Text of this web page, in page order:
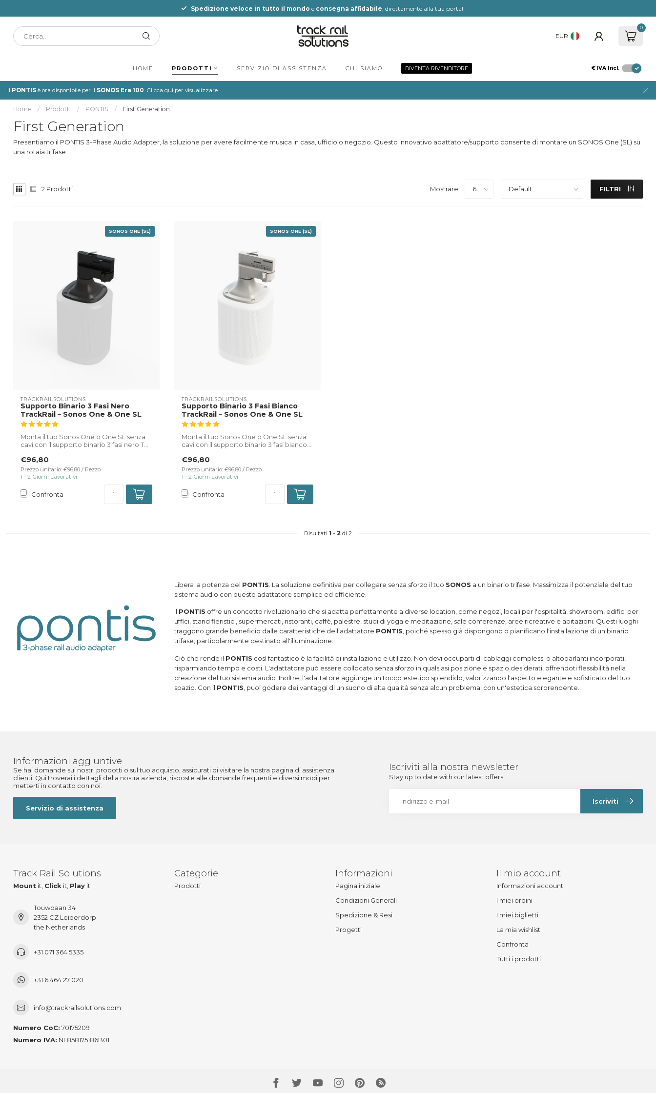
Spedizione veloce in tutto il mondo e consegna affidabile , direttamente alla tua porta!
EUR
0
HOME PRODOTTI SERVIZIO DI ASSISTENZA CHI SIAMO DIVENTA RIVENDITORE € IVA Incl.
Il PONTIS è ora disponibile per il SONOS Era 100. Clicca qui per visualizzare.
Home / Prodotti / PONTIS / First Generation
First Generation
Presentiamo il PONTIS 3-Phase Audio Adapter, la soluzione per avere facilmente musica in casa, ufficio o negozio. Questo innovativo adattatore/supporto consente di montare un SONOS One (SL) su
una rotaia trifase.
2 Prodotti Mostrare: FILTRI
SONOS ONE (SL)
TRACKRAILSOLUTIONS
Supporto Binario 3 Fasi Nero
TrackRail – Sonos One & One SL
Monta il tuo Sonos One o One SL senza
cavi con il supporto binario 3 fasi nero T...
€96,80
Prezzo unitario: €96,80 / Pezzo
1 - 2 Giorni Lavorativi
Confronta
SONOS ONE (SL)
TRACKRAILSOLUTIONS
Supporto Binario 3 Fasi Bianco
TrackRail – Sonos One & One SL
Monta il tuo Sonos One o One SL senza
cavi con il supporto binario 3 fasi bianco...
€96,80
Prezzo unitario: €96,80 / Pezzo
1 - 2 Giorni Lavorativi
Confronta
Risultati 1 - 2 di 2
Libera la potenza del PONTIS . La soluzione definitiva per collegare senza sforzo il tuo SONOS a un binario trifase. Massimizza il potenziale del tuo
sistema audio con questo adattatore semplice ed efficiente.
Il PONTIS offre un concetto rivoluzionario che si adatta perfettamente a diverse location, come negozi, locali per l'ospitalità, showroom, edifici per
uffici, stand fieristici, supermercati, ristoranti, caffè, palestre, studi di yoga e meditazione, sale conferenze, aree ricreative e abitazioni. Questi luoghi
traggono grande beneficio dalle caratteristiche dell'adattatore PONTIS , poiché spesso già dispongono o pianificano l'installazione di un binario
trifase, particolarmente destinato all'illuminazione.
Ciò che rende il PONTIS così fantastico è la facilità di installazione e utilizzo. Non devi occuparti di cablaggi complessi o altoparlanti incorporati,
risparmiando tempo e costi. L'adattatore può essere collocato senza sforzo in qualsiasi posizione e spazio desiderati, offrendoti flessibilità nella
creazione del tuo sistema audio. Inoltre, l'adattatore aggiunge un tocco estetico splendido, valorizzando l'aspetto elegante e sofisticato del tuo
spazio. Con il PONTIS , puoi godere dei vantaggi di un suono di alta qualità senza alcun problema, con un'estetica sorprendente.
Informazioni aggiuntive
Se hai domande sui nostri prodotti o sul tuo acquisto, assicurati di visitare la nostra pagina di assistenza
clienti. Qui troverai i dettagli della nostra azienda, risposte alle domande frequenti e diversi modi per
metterti in contatto con noi.
Servizio di assistenza
Iscriviti alla nostra newsletter
Stay up to date with our latest offers
Iscriviti
Track Rail Solutions
Mount it, Click it, Play it.
Touwbaan 34
2352 CZ Leiderdorp
the Netherlands
+31 071 364 5335
+31 6 464 27 020
info@trackrailsolutions.com
Numero CoC: 70175209
Numero IVA: NL858175186B01
Categorie
Prodotti
Informazioni
Pagina iniziale
Condizioni Generali
Spedizione & Resi
Progetti
Il mio account
Informazioni account
I miei ordini
I miei biglietti
La mia wishlist
Confronta
Tutti i prodotti